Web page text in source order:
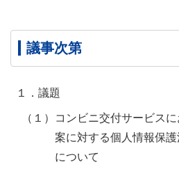
議事次第
１．議題
（１）コンビニ交付サービス
案に対する個人情報保
について